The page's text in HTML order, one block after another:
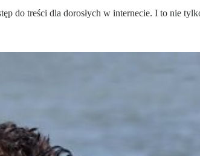
do treści dla dorosłych w internecie. I to nie